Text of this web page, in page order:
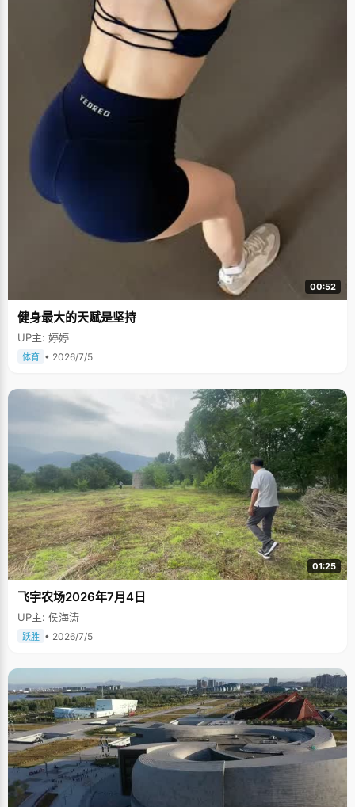
00:52
健身最大的天赋是坚持
UP主: 婷婷
体育 • 2026/7/5
01:25
飞宇农场2026年7月4日
UP主: 侯海涛
跃胜 • 2026/7/5